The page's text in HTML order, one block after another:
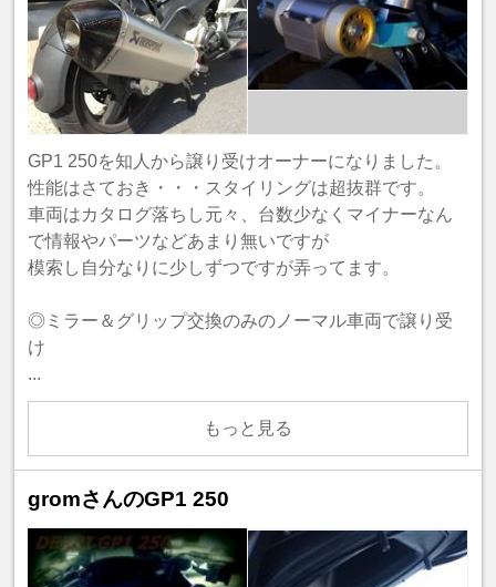
GP1 250を知人から譲り受けオーナーになりました。
性能はさておき・・・スタイリングは超抜群です。
車両はカタログ落ちし元々、台数少なくマイナーなん
で情報やパーツなどあまり無いですが
模索し自分なりに少しずつですが弄ってます。
◎ミラー＆グリップ交換のみのノーマル車両で譲り受
け
...
もっと見る
gromさんのGP1 250